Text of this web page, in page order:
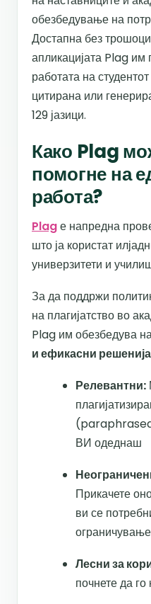
обезбедување на
Достапна без
апликацијата Plag
работата на
цитирана или
129 јазици.
Како Plag
помогне на
работа?
Plagе напредна
што ја користат
универзитети и
За да поддржи
на плагијатство во
Plag им обезбедува
и ефикасни решенија
Релевантни:
ВИ одеднаш
Прикачете
ви се
ограничување
Лесни за
почнете да